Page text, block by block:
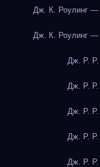
Дж. К. Роулинг —
Дж. К. Роулинг —
Дж. Р. Р.
Дж. Р. Р.
Дж. Р. Р.
Дж. Р. Р.
Дж. Р. Р.